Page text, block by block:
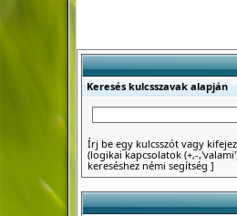
Keresés kulcsszavak alapján
Írj be egy kulcsszót vagy
(logikai kapcsolatok (+,-
kereséshez némi segítség ]